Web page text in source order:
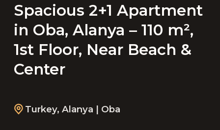
Spacious 2+1 Apartment
in Oba, Alanya – 110 m²,
1st Floor, Near Beach &
Center
Turkey, Alanya | Oba